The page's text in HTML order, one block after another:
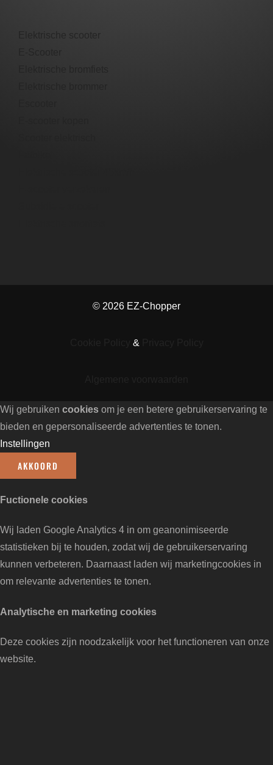
© 2026 EZ-Chopper
&
Wij gebruiken cookies om je een betere gebruikerservaring te
bieden en gepersonaliseerde advertenties te tonen.
Instellingen
AKKOORD
Fuctionele cookies
Wij laden Google Analytics 4 in om geanonimiseerde
statistieken bij te houden, zodat wij de gebruikerservaring
kunnen verbeteren. Daarnaast laden wij marketingcookies in
om relevante advertenties te tonen.
Analytische en marketing cookies
Deze cookies zijn noodzakelijk voor het functioneren van onze
website.